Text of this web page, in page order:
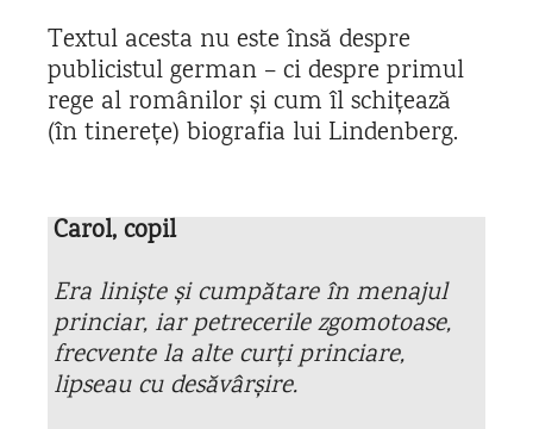
Textul acesta nu este însă despre
publicistul german – ci despre primul
rege al românilor și cum îl schițează
(în tinerețe) biografia lui Lindenberg.
Carol, copil
Era liniște și cumpătare în menajul
princiar, iar petrecerile zgomotoase,
frecvente la alte curți princiare,
lipseau cu desăvârșire.